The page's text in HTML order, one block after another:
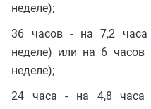
неделе);
36 часов - на 7,2 часа
неделе) или на 6 часов
неделе);
24 часа - на 4,8 часа